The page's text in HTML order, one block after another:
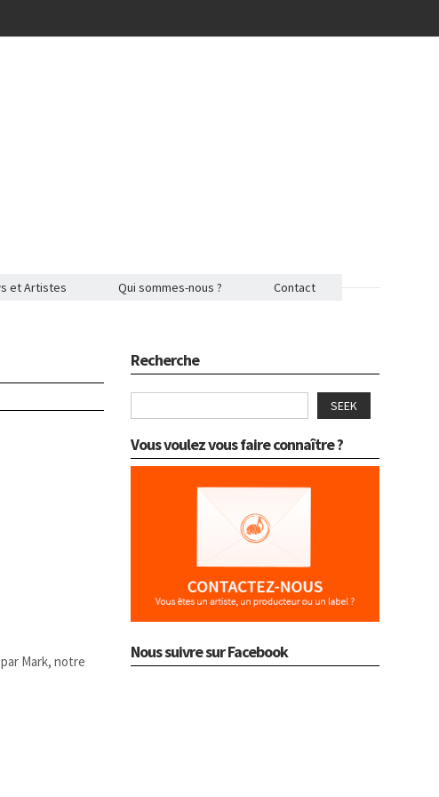
et Artistes Qui sommes-nous ? Contact
Mark, notre
Recherche
SEEK
Vous voulez vous faire connaître ?
Nous suivre sur Facebook